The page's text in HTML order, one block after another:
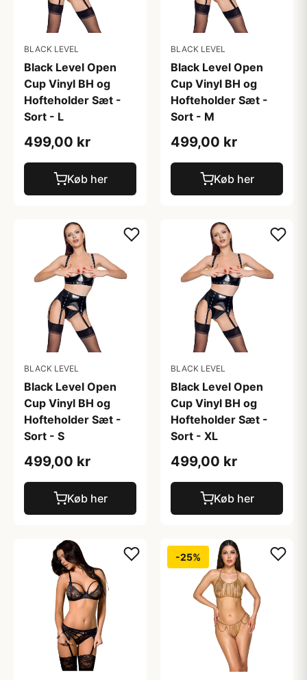
BLACK LEVEL
Black Level Open
Cup Vinyl BH og
Hofteholder Sæt -
Sort - L
499,00 kr
Køb her
BLACK LEVEL
Black Level Open
Cup Vinyl BH og
Hofteholder Sæt -
Sort - M
499,00 kr
Køb her
BLACK LEVEL
Black Level Open
Cup Vinyl BH og
Hofteholder Sæt -
Sort - S
499,00 kr
Køb her
BLACK LEVEL
Black Level Open
Cup Vinyl BH og
Hofteholder Sæt -
Sort - XL
499,00 kr
Køb her
-25%